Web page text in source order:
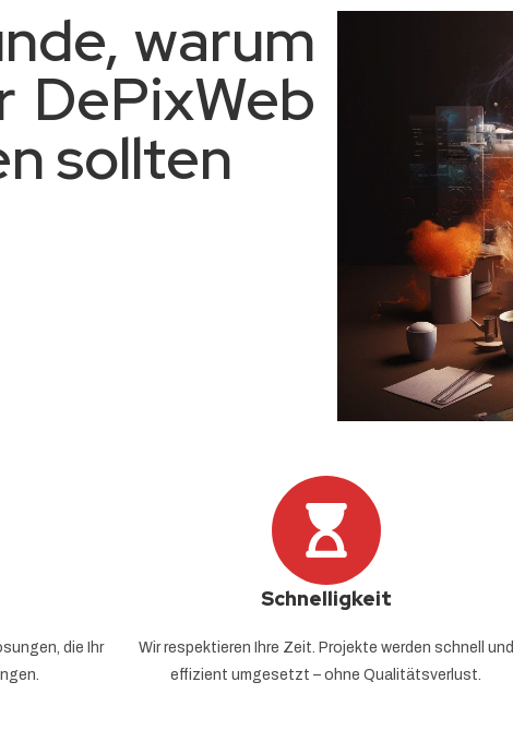
warum
DePixWeb
sollten
die Ihr
Schnelligkeit
Wir respektieren Ihre Zeit. Projekte werden schnell und
effizient umgesetzt – ohne Qualitätsverlust.